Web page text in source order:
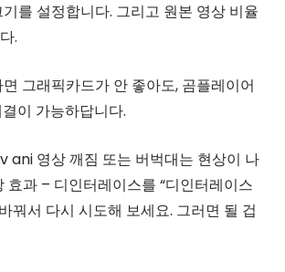
를 설정합니다. 그리고 원본 영상 비율
.
그래픽카드가 안 좋아도, 곰플레이어
이 가능하답니다.
ani 영상 깨짐 또는 버벅대는 현상이 나
효과 – 디인터레이스를 “디인터레이스
꿔서 다시 시도해 보세요. 그러면 될 겁